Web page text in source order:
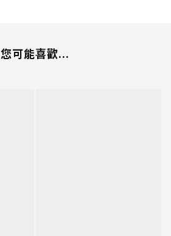
您可能喜歡...